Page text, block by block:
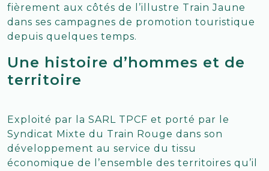
fièrement aux côtés de l’illustre Train Jaune
dans ses campagnes de promotion touristique
depuis quelques temps.
Une histoire d’hommes et de
territoire
Exploité par la SARL TPCF et porté par le
Syndicat Mixte du Train Rouge dans son
développement au service du tissu
économique de l’ensemble des territoires qu’il